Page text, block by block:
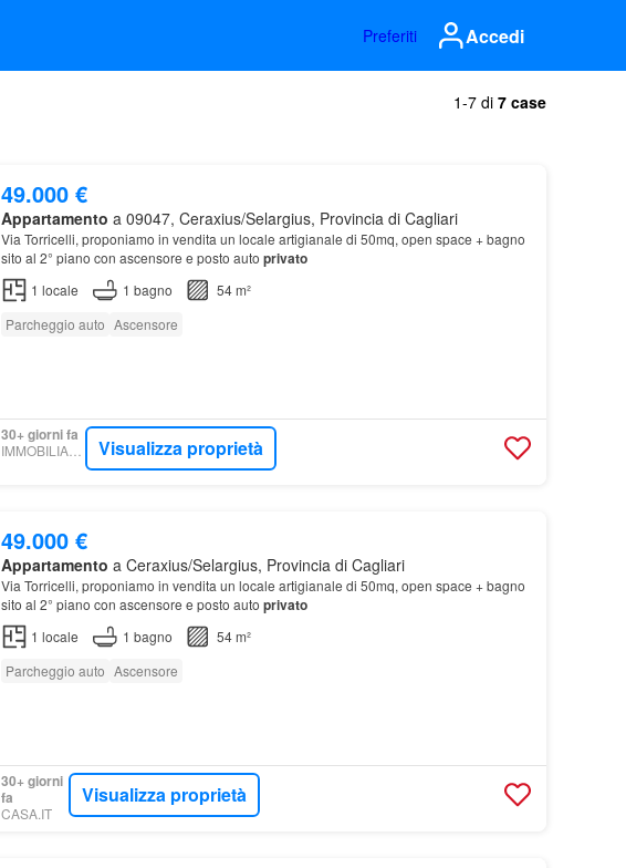
Preferiti Accedi
1-7 di 7 case
49.000 €
Appartamento a 09047, Ceraxius/Selargius, Provincia di Cagliari
Via Torricelli, proponiamo in vendita un locale artigianale di 50mq, open space + bagno
sito al 2° piano con ascensore e posto auto privato
1 locale 1 bagno
54 m²
Parcheggio auto Ascensore
30+ giorni fa
IMMOBILIARE.IT Visualizza proprietà
49.000 €
Appartamento a Ceraxius/Selargius, Provincia di Cagliari
Via Torricelli, proponiamo in vendita un locale artigianale di 50mq, open space + bagno
sito al 2° piano con ascensore e posto auto privato
1 locale 1 bagno
54 m²
Parcheggio auto Ascensore
30+ giorni
fa
CASA.IT
Visualizza proprietà